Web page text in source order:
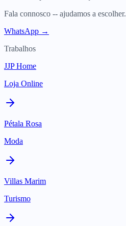
Fala connosco -- ajudamos a escolher.
WhatsApp →
Trabalhos
JJP Home
Loja Online
Pétala Rosa
Moda
Villas Marim
Turismo